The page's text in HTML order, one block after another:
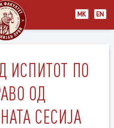
МК EN
ИСПИТОТ ПО
ОД
СЕСИЈА